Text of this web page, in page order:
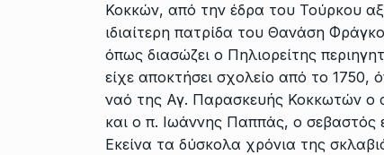
Κοκκών, από την έδρα του Τούρκου
ιδιαίτερη πατρίδα του Θανάση
όπως διασώζει ο Πηλιορείτης
είχε αποκτήσει σχολείο από το 1750,
ναό της Αγ. Παρασκευής Κοκκωτών ο
και ο π. Ιωάννης Παππάς, ο σεβαστός
Εκείνα τα δύσκολα χρόνια της